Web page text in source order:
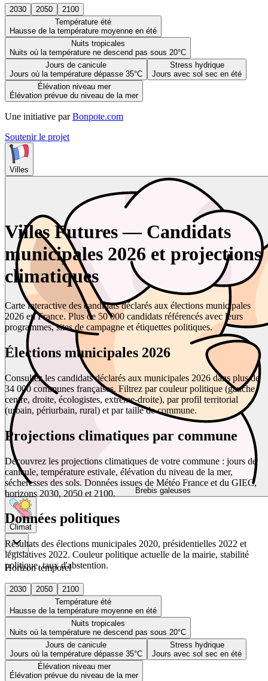
2030 2050
2100
Température été
Hausse de la température moyenne en été
Nuits tropicales
Nuits où la température ne descend pas sous 20°C
Jours de canicule
Jours où la température dépasse 35°C
Stress hydrique
Jours avec sol sec en été
Élévation niveau mer
Élévation prévue du niveau de la mer
Une initiative par Bonpote.com
Soutenir le projet
Villes
Brebis galeuses
Climat
Horizon temporel
2030 2050
2100
Température été
Hausse de la température moyenne en été
Nuits tropicales
Nuits où la température ne descend pas sous 20°C
Jours de canicule
Jours où la température dépasse 35°C
Stress hydrique
Jours avec sol sec en été
Élévation niveau mer
Élévation prévue du niveau de la mer
Villes Futures — Candidats
municipales 2026 et projections
climatiques
Carte interactive des candidats déclarés aux élections municipales
2026 en France. Plus de 50 000 candidats référencés avec leurs
programmes, sites de campagne et étiquettes politiques.
Élections municipales 2026
Consultez les candidats déclarés aux municipales 2026 dans plus de
34 000 communes françaises. Filtrez par couleur politique (gauche,
centre, droite, écologistes, extrême-droite), par profil territorial
(urbain, périurbain, rural) et par taille de commune.
Projections climatiques par commune
Découvrez les projections climatiques de votre commune : jours de
canicule, température estivale, élévation du niveau de la mer,
sécheresses des sols. Données issues de Météo France et du GIEC,
horizons 2030, 2050 et 2100.
Données politiques
Résultats des élections municipales 2020, présidentielles 2022 et
législatives 2022. Couleur politique actuelle de la mairie, stabilité
politique, taux d'abstention.